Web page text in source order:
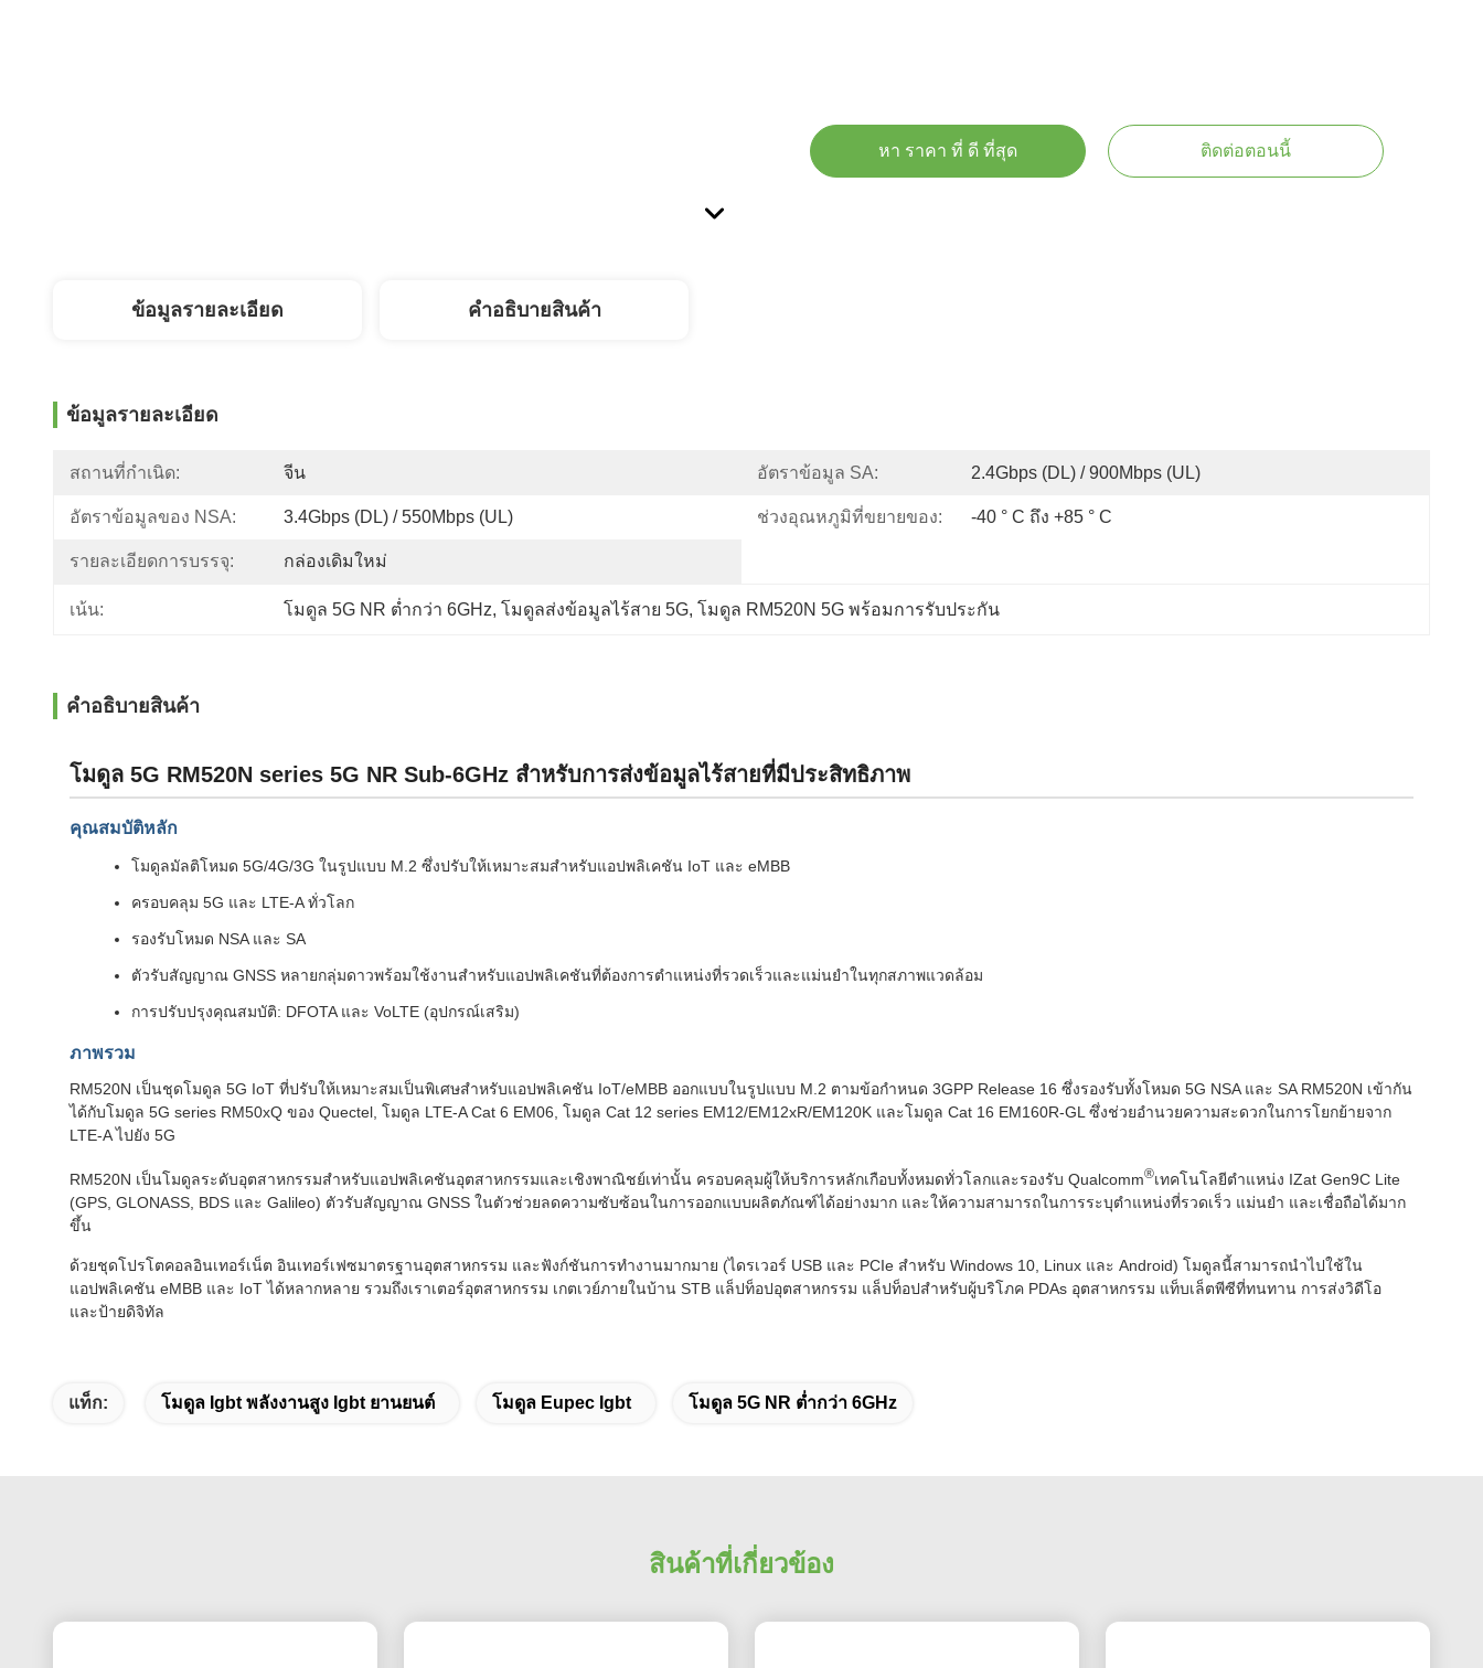
หา ราคา ที่ ดี ที่สุด ติดต่อตอนนี้
ข้อมูลรายละเอียด คําอธิบายสินค้า
ข้อมูลรายละเอียด
สถานที่กำเนิด: จีน อัตราข้อมูล SA: 2.4Gbps (DL) / 900Mbps (UL)
อัตราข้อมูลของ NSA: 3.4Gbps (DL) / 550Mbps (UL) ช่วงอุณหภูมิที่ขยายของ: -40 ° C ถึง +85 ° C
รายละเอียดการบรรจุ: กล่องเดิมใหม่
เน้น: โมดูล 5G NR ต่ำกว่า 6GHz, โมดูลส่งข้อมูลไร้สาย 5G, โมดูล RM520N 5G พร้อมการรับประกัน
คําอธิบายสินค้า
โมดูล 5G RM520N series 5G NR Sub-6GHz สำหรับการส่งข้อมูลไร้สายที่มีประสิทธิภาพ
คุณสมบัติหลัก
โมดูลมัลติโหมด 5G/4G/3G ในรูปแบบ M.2 ซึ่งปรับให้เหมาะสมสำหรับแอปพลิเคชัน IoT และ eMBB
ครอบคลุม 5G และ LTE-A ทั่วโลก
รองรับโหมด NSA และ SA
ตัวรับสัญญาณ GNSS หลายกลุ่มดาวพร้อมใช้งานสำหรับแอปพลิเคชันที่ต้องการตำแหน่งที่รวดเร็วและแม่นยำในทุกสภาพแวดล้อม
การปรับปรุงคุณสมบัติ: DFOTA และ VoLTE (อุปกรณ์เสริม)
ภาพรวม
RM520N เป็นชุดโมดูล 5G IoT ที่ปรับให้เหมาะสมเป็นพิเศษสำหรับแอปพลิเคชัน IoT/eMBB ออกแบบในรูปแบบ M.2 ตามข้อกำหนด 3GPP Release 16 ซึ่งรองรับทั้งโหมด 5G NSA และ SA RM520N เข้ากัน
ได้กับโมดูล 5G series RM50xQ ของ Quectel, โมดูล LTE-A Cat 6 EM06, โมดูล Cat 12 series EM12/EM12xR/EM120K และโมดูล Cat 16 EM160R-GL ซึ่งช่วยอำนวยความสะดวกในการโยกย้ายจาก
LTE-A ไปยัง 5G
RM520N เป็นโมดูลระดับอุตสาหกรรมสำหรับแอปพลิเคชันอุตสาหกรรมและเชิงพาณิชย์เท่านั้น ครอบคลุมผู้ให้บริการหลักเกือบทั้งหมดทั่วโลกและรองรับ Qualcomm®เทคโนโลยีตำแหน่ง IZat Gen9C Lite
(GPS, GLONASS, BDS และ Galileo) ตัวรับสัญญาณ GNSS ในตัวช่วยลดความซับซ้อนในการออกแบบผลิตภัณฑ์ได้อย่างมาก และให้ความสามารถในการระบุตำแหน่งที่รวดเร็ว แม่นยำ และเชื่อถือได้มาก
ขึ้น
ด้วยชุดโปรโตคอลอินเทอร์เน็ต อินเทอร์เฟซมาตรฐานอุตสาหกรรม และฟังก์ชันการทำงานมากมาย (ไดรเวอร์ USB และ PCIe สำหรับ Windows 10, Linux และ Android) โมดูลนี้สามารถนำไปใช้ใน
แอปพลิเคชัน eMBB และ IoT ได้หลากหลาย รวมถึงเราเตอร์อุตสาหกรรม เกตเวย์ภายในบ้าน STB แล็ปท็อปอุตสาหกรรม แล็ปท็อปสำหรับผู้บริโภค PDAs อุตสาหกรรม แท็บเล็ตพีซีที่ทนทาน การส่งวิดีโอ
และป้ายดิจิทัล
แท็ก: โมดูล Igbt พลังงานสูง Igbt ยานยนต์ โมดูล Eupec Igbt โมดูล 5G NR ต่ำกว่า 6GHz
สินค้าที่เกี่ยวข้อง